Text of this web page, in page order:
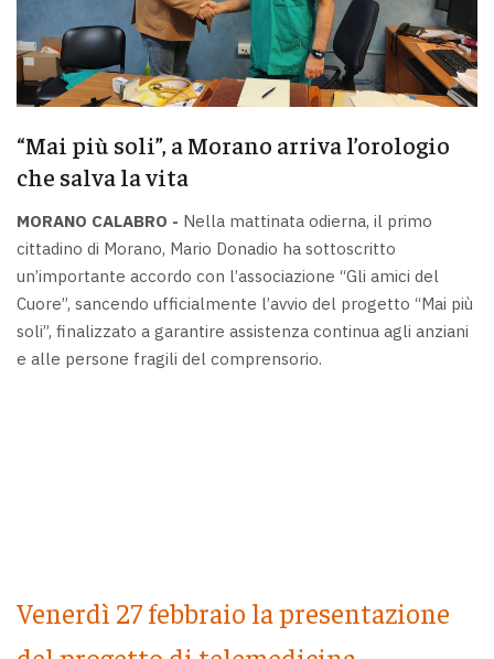
“Mai più soli”, a Morano arriva l’orologio
che salva la vita
MORANO CALABRO - Nella mattinata odierna, il primo
cittadino di Morano, Mario Donadio ha sottoscritto
un’importante accordo con l’associazione “Gli amici del
Cuore”, sancendo ufficialmente l’avvio del progetto “Mai più
soli”, finalizzato a garantire assistenza continua agli anziani
e alle persone fragili del comprensorio.
Venerdì 27 febbraio la presentazione